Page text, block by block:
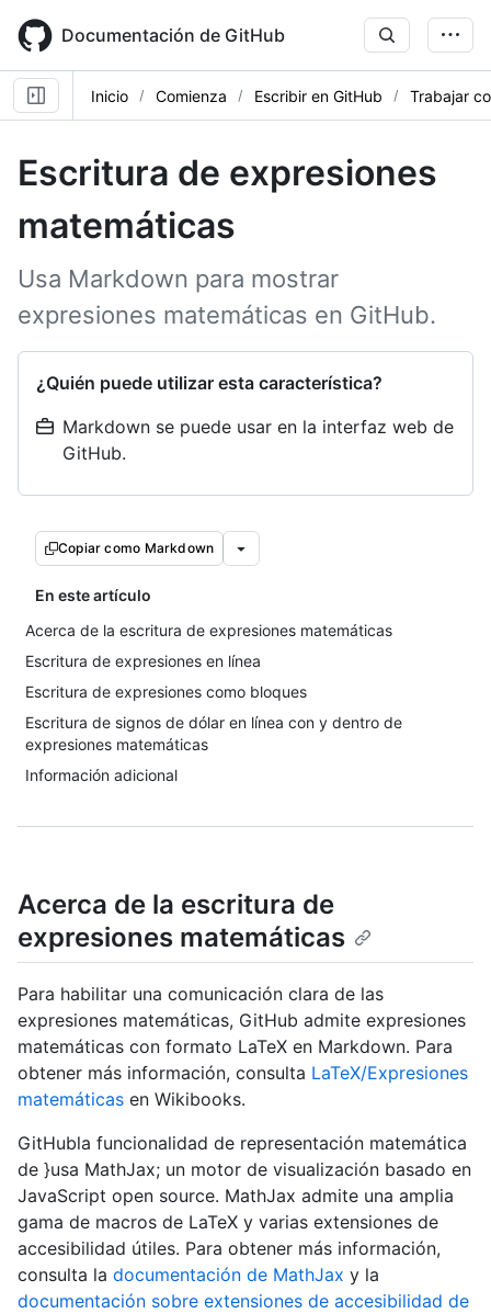
main
content
Documentación de GitHub
Inicio Comienza Escribir en GitHub Trabajar
Escritura de expresiones
matemáticas
Usa Markdown para mostrar
expresiones matemáticas en GitHub.
¿Quién puede utilizar esta característica?
Markdown se puede usar en la interfaz web de
GitHub.
Copiar como Markdown
En este artículo
Acerca de la escritura de expresiones matemáticas
Escritura de expresiones en línea
Escritura de expresiones como bloques
Escritura de signos de dólar en línea con y dentro de
expresiones matemáticas
Información adicional
Acerca de la escritura de
expresiones matemáticas
Para habilitar una comunicación clara de las
expresiones matemáticas, GitHub admite expresiones
matemáticas con formato LaTeX en Markdown. Para
obtener más información, consulta LaTeX/Expresiones
matemáticas en Wikibooks.
GitHubla funcionalidad de representación matemática
de }usa MathJax; un motor de visualización basado en
JavaScript open source. MathJax admite una amplia
gama de macros de LaTeX y varias extensiones de
accesibilidad útiles. Para obtener más información,
consulta la documentación de MathJax y la
documentación sobre extensiones de accesibilidad de